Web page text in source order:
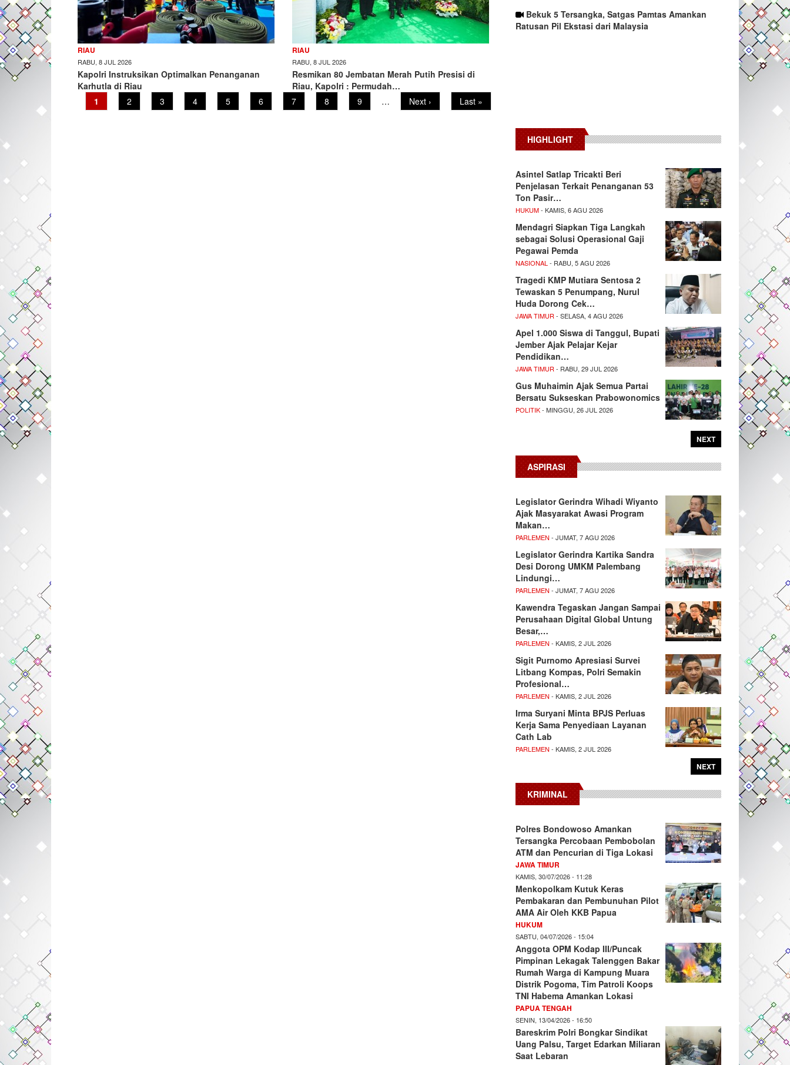
RIAU
RABU, 8 JUL 2026
Kapolri Instruksikan Optimalkan Penanganan
Karhutla di Riau
RIAU
RABU, 8 JUL 2026
Resmikan 80 Jembatan Merah Putih Presisi di
Riau, Kapolri : Permudah…
Current
page
1 Page
2 Page
3 Page
4 Page
5 Page
6 Page
7 Page
8 Page
9 …
Next
page
Next ›
Last
page
Last »
Bekuk 5 Tersangka, Satgas Pamtas Amankan
Ratusan Pil Ekstasi dari Malaysia
HIGHLIGHT
Asintel Satlap Tricakti Beri
Penjelasan Terkait Penanganan 53
Ton Pasir…
HUKUM- KAMIS, 6 AGU 2026
Mendagri Siapkan Tiga Langkah
sebagai Solusi Operasional Gaji
Pegawai Pemda
NASIONAL - RABU, 5 AGU 2026
Tragedi KMP Mutiara Sentosa 2
Tewaskan 5 Penumpang, Nurul
Huda Dorong Cek…
JAWA TIMUR - SELASA, 4 AGU 2026
Apel 1.000 Siswa di Tanggul, Bupati
Jember Ajak Pelajar Kejar
Pendidikan…
JAWA TIMUR - RABU, 29 JUL 2026
Gus Muhaimin Ajak Semua Partai
Bersatu Sukseskan Prabowonomics
POLITIK- MINGGU, 26 JUL 2026
NEXT
ASPIRASI
Legislator Gerindra Wihadi Wiyanto
Ajak Masyarakat Awasi Program
Makan…
PARLEMEN - JUMAT, 7 AGU 2026
Legislator Gerindra Kartika Sandra
Desi Dorong UMKM Palembang
Lindungi…
PARLEMEN - JUMAT, 7 AGU 2026
Kawendra Tegaskan Jangan Sampai
Perusahaan Digital Global Untung
Besar,…
PARLEMEN - KAMIS, 2 JUL 2026
Sigit Purnomo Apresiasi Survei
Litbang Kompas, Polri Semakin
Profesional…
PARLEMEN - KAMIS, 2 JUL 2026
Irma Suryani Minta BPJS Perluas
Kerja Sama Penyediaan Layanan
Cath Lab
PARLEMEN - KAMIS, 2 JUL 2026
NEXT
KRIMINAL
Polres Bondowoso Amankan
Tersangka Percobaan Pembobolan
ATM dan Pencurian di Tiga Lokasi
JAWA TIMUR
KAMIS, 30/07/2026 - 11:28
Menkopolkam Kutuk Keras
Pembakaran dan Pembunuhan Pilot
AMA Air Oleh KKB Papua
HUKUM
SABTU, 04/07/2026 - 15:04
Anggota OPM Kodap III/Puncak
Pimpinan Lekagak Talenggen Bakar
Rumah Warga di Kampung Muara
Distrik Pogoma, Tim Patroli Koops
TNI Habema Amankan Lokasi
PAPUA TENGAH
SENIN, 13/04/2026 - 16:50
Bareskrim Polri Bongkar Sindikat
Uang Palsu, Target Edarkan Miliaran
Saat Lebaran